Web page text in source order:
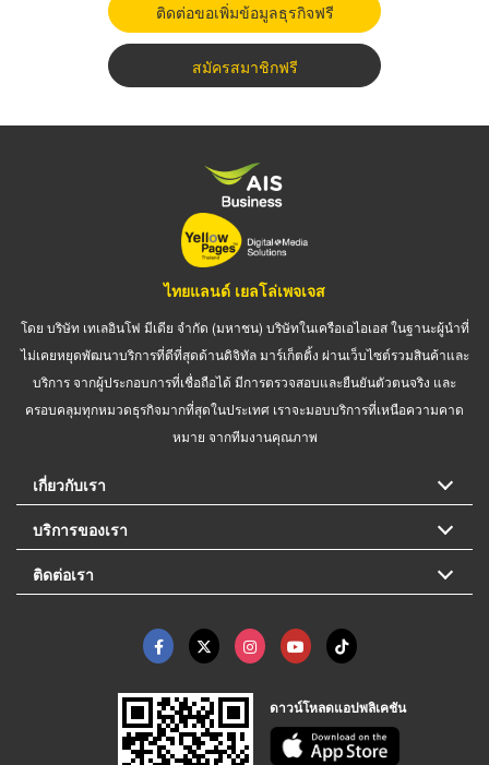
ติดต่อขอเพิ่มข้อมูลธุรกิจฟรี
สมัครสมาชิกฟรี
ไทยแลนด์ เยลโล่เพจเจส
โดย บริษัท เทเลอินโฟ มีเดีย จำกัด (มหาชน) บริษัทในเครือเอไอเอส ในฐานะผู้นำที่
ไม่เคยหยุดพัฒนาบริการที่ดีที่สุดด้านดิจิทัล มาร์เก็ตติ้ง ผ่านเว็บไซต์รวมสินค้าและ
บริการ จากผู้ประกอบการที่เชื่อถือได้ มีการตรวจสอบและยืนยันตัวตนจริง และ
ครอบคลุมทุกหมวดธุรกิจมากที่สุดในประเทศ เราจะมอบบริการที่เหนือความคาด
หมาย จากทีมงานคุณภาพ
เกี่ยวกับเรา
บริการของเรา
ติดต่อเรา
ดาวน์โหลดแอปพลิเคชัน